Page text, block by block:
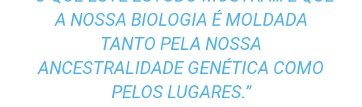
A NOSSA BIOLOGIA É MOLDADA
TANTO PELA NOSSA
ANCESTRALIDADE GENÉTICA COMO
PELOS LUGARES.”